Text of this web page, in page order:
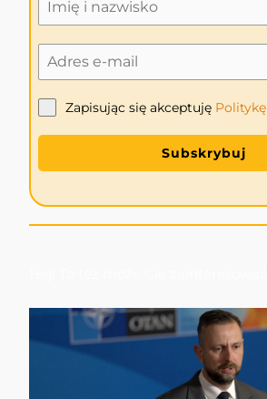
Zapisując się akceptuję Politykę
Subskrybuj